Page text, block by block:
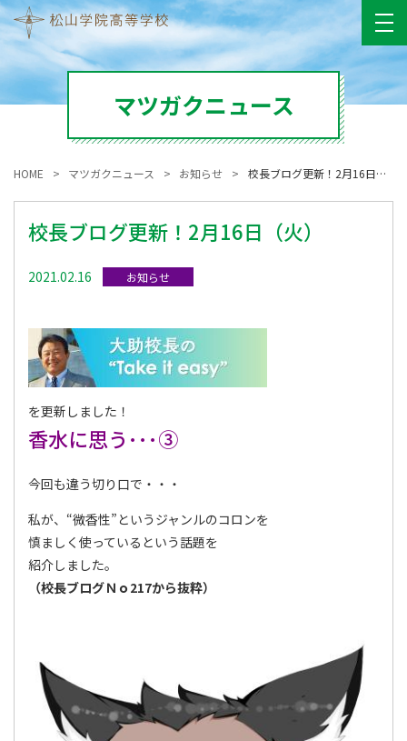
マツガクニュース
HOME マツガクニュース お知らせ 校長ブログ更新！2月16日（火）
校長ブログ更新！2月16日（火）
2021.02.16 お知らせ
を更新しました！
香水に思う･･･③
今回も違う切り口で・・・
私が、“微香性”というジャンルのコロンを
慎ましく使っているという話題を
紹介しました。
（校長ブログＮｏ217から抜粋）